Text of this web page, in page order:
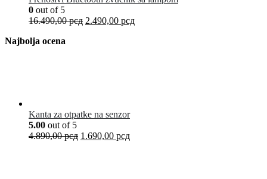
0 out of 5
16.490,00рсд 2.490,00 рсд
Najbolja ocena
Kanta za otpatke na senzor
5.00 out of 5
4.890,00рсд 1.690,00 рсд